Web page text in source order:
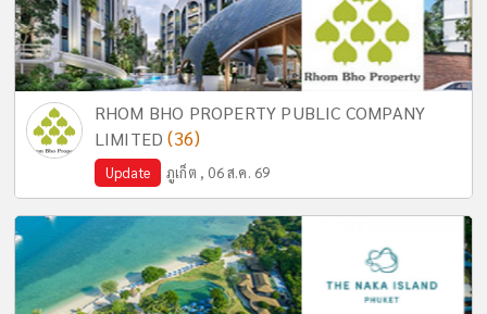
RHOM BHO PROPERTY PUBLIC COMPANY
LIMITED(36)
Update ภูเก็ต , 06 ส.ค. 69